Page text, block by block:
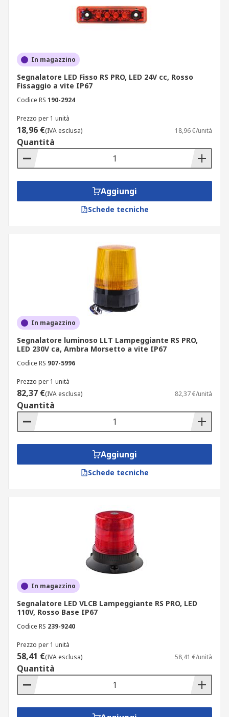
In magazzino
Segnalatore LED Fisso RS PRO, LED 24V cc, Rosso
Fissaggio a vite IP67
Codice RS 190-2924
Prezzo per 1 unità
18,96 €(IVA esclusa) 18,96 €/unità
Quantità
Aggiungi
Schede tecniche
In magazzino
Segnalatore luminoso LLT Lampeggiante RS PRO,
LED 230V ca, Ambra Morsetto a vite IP67
Codice RS 907-5996
Prezzo per 1 unità
82,37 €(IVA esclusa) 82,37 €/unità
Quantità
Aggiungi
Schede tecniche
In magazzino
Segnalatore LED VLCB Lampeggiante RS PRO, LED
110V, Rosso Base IP67
Codice RS 239-9240
Prezzo per 1 unità
58,41 €(IVA esclusa) 58,41 €/unità
Quantità